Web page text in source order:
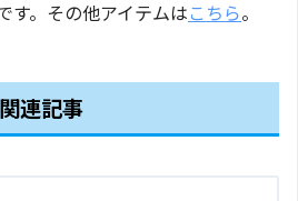
す。その他アイテムはこちら。
連記事